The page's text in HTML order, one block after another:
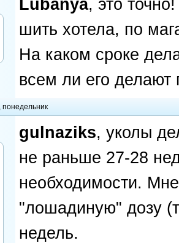
Lubanya, это
шить хотела, по
На каком сроке
всем ли его делают
понедельник
gulnaziks, уколы
не раньше 27-28
необходимости.
"лошадиную" дозу
недель.